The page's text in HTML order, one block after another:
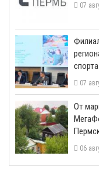
07
спорта
07
От
06